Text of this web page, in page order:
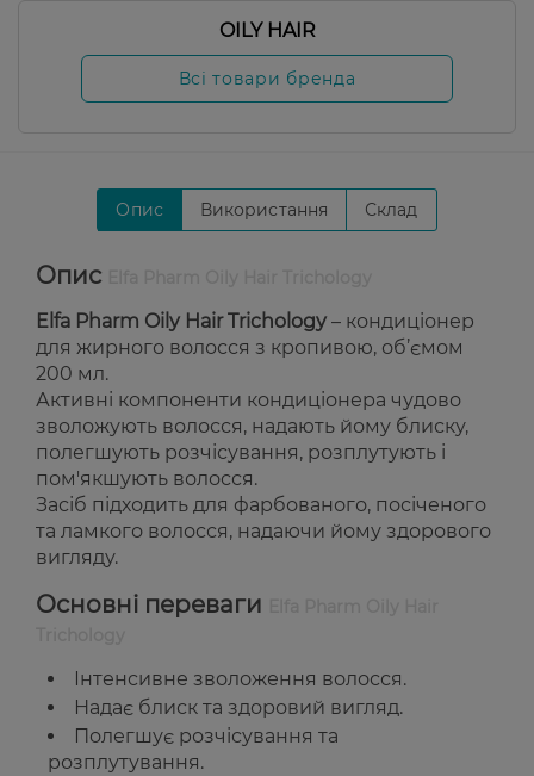
OILY HAIR
Всі товари бренда
Опис Використання Склад
Опис
Elfa Pharm Oily Hair Trichology – кондиціонер
для жирного волосся з кропивою, об’ємом
200 мл.
Активні компоненти кондиціонера чудово
зволожують волосся, надають йому блиску,
полегшують розчісування, розплутують і
пом'якшують волосся.
Засіб підходить для фарбованого, посіченого
та ламкого волосся, надаючи йому здорового
вигляду.
Основні переваги
Інтенсивне зволоження волосся.
Надає блиск та здоровий вигляд.
Полегшує розчісування та
розплутування.